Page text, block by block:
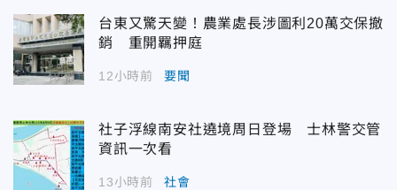
台東又驚天變！農業處長涉圖利20萬交保撤
銷 重開羈押庭
12小時前 要聞
社子浮線南安社遶境周日登場 士林警交管
資訊一次看
13小時前 社會